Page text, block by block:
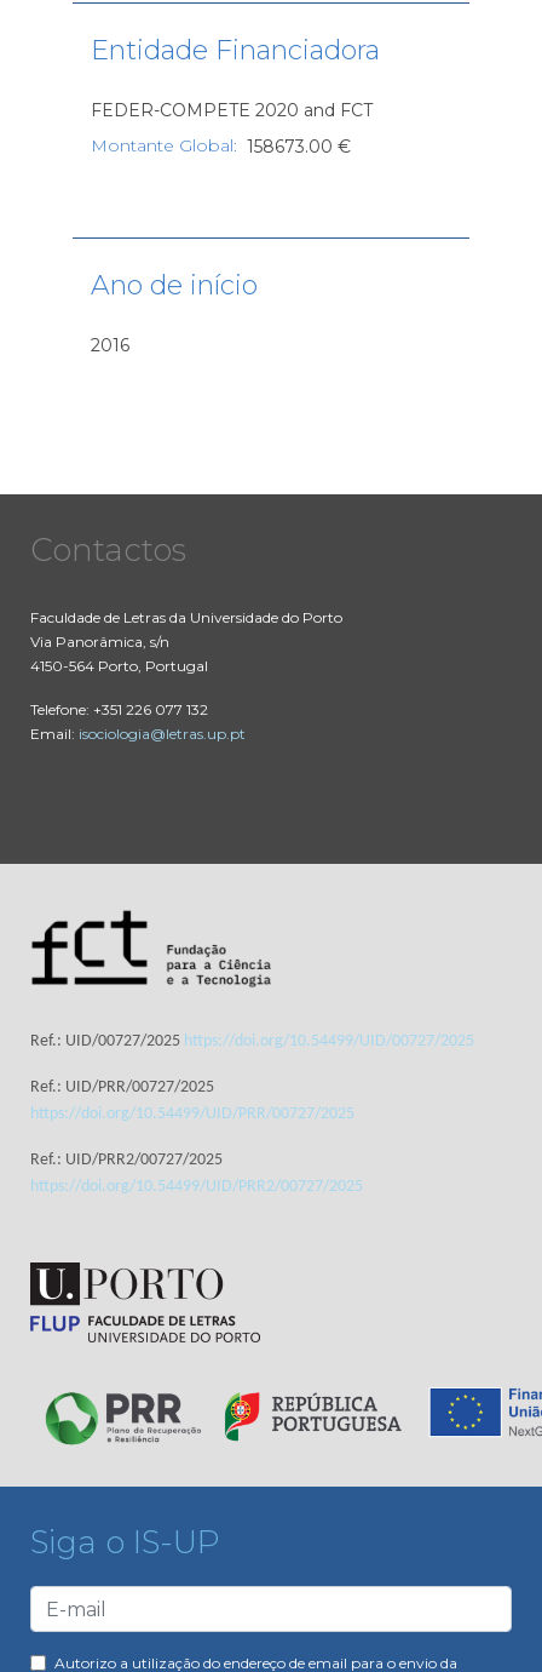
Entidade Financiadora
FEDER-COMPETE 2020 and FCT
Montante Global: 158673.00 €
Ano de início
2016
Contactos
Faculdade de Letras da Universidade do Porto
Via Panorâmica, s/n
4150-564 Porto, Portugal
Telefone: +351 226 077 132
Email: isociologia@letras.up.pt
Ref.: UID/00727/2025 https://doi.org/10.54499/UID/00727/2025
Ref.: UID/PRR/00727/2025
https://doi.org/10.54499/UID/PRR/00727/2025
Ref.: UID/PRR2/00727/2025
https://doi.org/10.54499/UID/PRR2/00727/2025
Siga o IS-UP
Autorizo a utilização do endereço de email para o envio da